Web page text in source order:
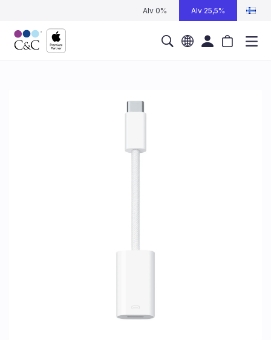
Alv 0% Alv 25,5%